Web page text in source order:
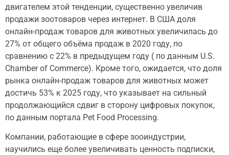
двигателем этой тенденции, существенно увеличив
продажи зоотоваров через интернет. В США доля
онлайн-продаж товаров для животных увеличилась до
27% от общего объёма продаж в 2020 году, по
сравнению с 22% в предыдущем году ( по данным U.S.
Chamber of Commerce). Кроме того, ожидается, что доля
рынка онлайн-продаж товаров для животных может
достичь 53% к 2025 году, что указывает на сильный
продолжающийся сдвиг в сторону цифровых покупок,
по данным портала Pet Food Processing.
Компании, работающие в сфере зооиндустрии,
научились еще более увеличивать ценность подписки,